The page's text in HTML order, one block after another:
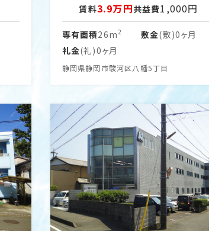
賃料3.9万円共益費1,000円
専有面積26m2 敷金(敷)0ヶ月
礼金(礼)0ヶ月
静岡県静岡市駿河区八幡5丁目